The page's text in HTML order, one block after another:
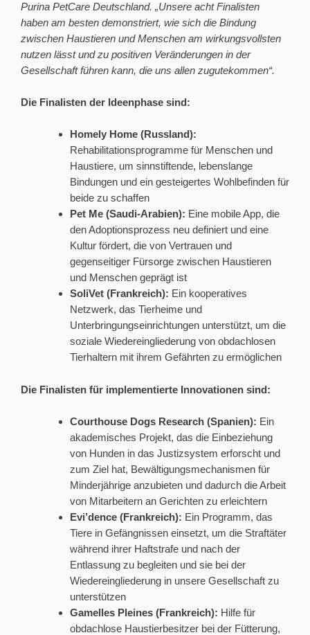
Purina PetCare Deutschland. „Unsere acht Finalisten
haben am besten demonstriert, wie sich die Bindung
zwischen Haustieren und Menschen am wirkungsvollsten
nutzen lässt und zu positiven Veränderungen in der
Gesellschaft führen kann, die uns allen zugutekommen“.
Die Finalisten der Ideenphase sind:
Homely Home (Russland):
Rehabilitationsprogramme für Menschen und
Haustiere, um sinnstiftende, lebenslange
Bindungen und ein gesteigertes Wohlbefinden für
beide zu schaffen
Pet Me (Saudi-Arabien): Eine mobile App, die
den Adoptionsprozess neu definiert und eine
Kultur fördert, die von Vertrauen und
gegenseitiger Fürsorge zwischen Haustieren
und Menschen geprägt ist
SoliVet (Frankreich): Ein kooperatives
Netzwerk, das Tierheime und
Unterbringungseinrichtungen unterstützt, um die
soziale Wiedereingliederung von obdachlosen
Tierhaltern mit ihrem Gefährten zu ermöglichen
Die Finalisten für implementierte Innovationen sind:
Courthouse Dogs Research (Spanien): Ein
akademisches Projekt, das die Einbeziehung
von Hunden in das Justizsystem erforscht und
zum Ziel hat, Bewältigungsmechanismen für
Minderjährige anzubieten und dadurch die Arbeit
von Mitarbeitern an Gerichten zu erleichtern
Evi’dence (Frankreich): Ein Programm, das
Tiere in Gefängnissen einsetzt, um die Straftäter
während ihrer Haftstrafe und nach der
Entlassung zu begleiten und sie bei der
Wiedereingliederung in unsere Gesellschaft zu
unterstützen
Gamelles Pleines (Frankreich): Hilfe für
obdachlose Haustierbesitzer bei der Fütterung,